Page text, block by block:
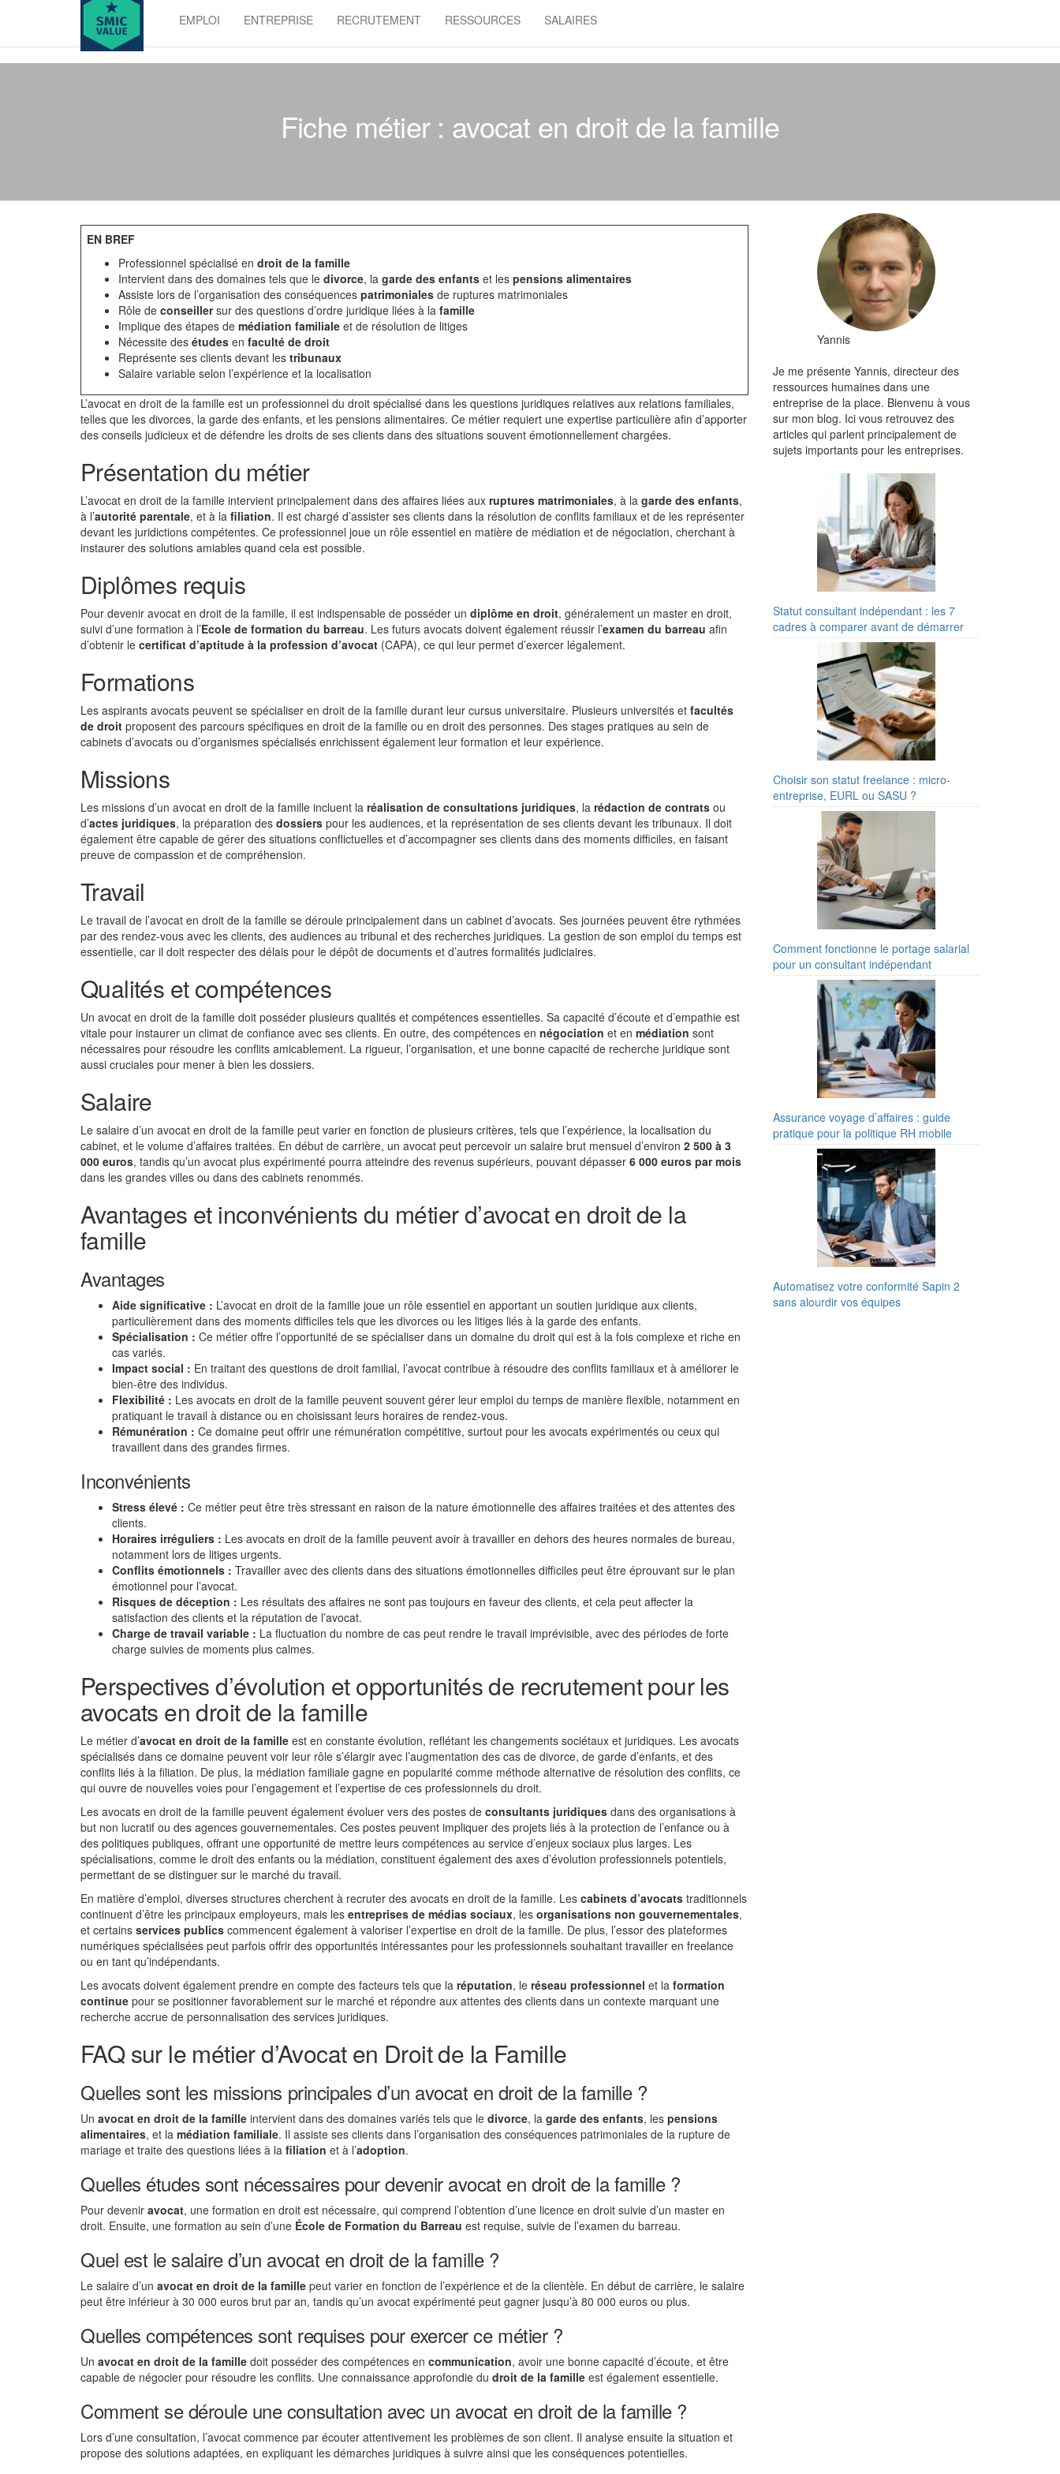
value
EMPLOI ENTREPRISE RECRUTEMENT RESSOURCES SALAIRES
Fiche métier : avocat en droit de la famille
EN BREF
Professionnel spécialisé en droit de la famille
Intervient dans des domaines tels que le divorce, la garde des enfants et les pensions alimentaires
Assiste lors de l’organisation des conséquences patrimoniales de ruptures matrimoniales
Rôle de conseillersur des questions d’ordre juridique liées à la famille
Implique des étapes de médiation familiale et de résolution de litiges
Nécessite des études en faculté de droit
Représente ses clients devant les tribunaux
Salaire variable selon l’expérience et la localisation
L’avocat en droit de la famille est un professionnel du droit spécialisé dans les questions juridiques relatives aux relations familiales,
telles que les divorces, la garde des enfants, et les pensions alimentaires. Ce métier requiert une expertise particulière afin d’apporter
des conseils judicieux et de défendre les droits de ses clients dans des situations souvent émotionnellement chargées.
Présentation du métier
L’avocat en droit de la famille intervient principalement dans des affaires liées aux ruptures matrimoniales, à la garde des enfants,
à l’autorité parentale, et à la filiation. Il est chargé d’assister ses clients dans la résolution de conflits familiaux et de les représenter
devant les juridictions compétentes. Ce professionnel joue un rôle essentiel en matière de médiation et de négociation, cherchant à
instaurer des solutions amiables quand cela est possible.
Diplômes requis
Pour devenir avocat en droit de la famille, il est indispensable de posséder un diplôme en droit, généralement un master en droit,
suivi d’une formation à l’Ecole de formation du barreau. Les futurs avocats doivent également réussir l’examen du barreau afin
d’obtenir le certificat d’aptitude à la profession d’avocat (CAPA), ce qui leur permet d’exercer légalement.
Formations
Les aspirants avocats peuvent se spécialiser en droit de la famille durant leur cursus universitaire. Plusieurs universités et facultés
de droit proposent des parcours spécifiques en droit de la famille ou en droit des personnes. Des stages pratiques au sein de
cabinets d’avocats ou d’organismes spécialisés enrichissent également leur formation et leur expérience.
Missions
Les missions d’un avocat en droit de la famille incluent la réalisation de consultations juridiques, la rédaction de contrats ou
d’actes juridiques, la préparation des dossiers pour les audiences, et la représentation de ses clients devant les tribunaux. Il doit
également être capable de gérer des situations conflictuelles et d’accompagner ses clients dans des moments difficiles, en faisant
preuve de compassion et de compréhension.
Travail
Le travail de l’avocat en droit de la famille se déroule principalement dans un cabinet d’avocats. Ses journées peuvent être rythmées
par des rendez-vous avec les clients, des audiences au tribunal et des recherches juridiques. La gestion de son emploi du temps est
essentielle, car il doit respecter des délais pour le dépôt de documents et d’autres formalités judiciaires.
Qualités et compétences
Un avocat en droit de la famille doit posséder plusieurs qualités et compétences essentielles. Sa capacité d’écoute et d’empathie est
vitale pour instaurer un climat de confiance avec ses clients. En outre, des compétences en négociation et en médiation sont
nécessaires pour résoudre les conflits amicablement. La rigueur, l’organisation, et une bonne capacité de recherche juridique sont
aussi cruciales pour mener à bien les dossiers.
Salaire
Le salaire d’un avocat en droit de la famille peut varier en fonction de plusieurs critères, tels que l’expérience, la localisation du
cabinet, et le volume d’affaires traitées. En début de carrière, un avocat peut percevoir un salaire brut mensuel d’environ 2 500 à 3
000 euros, tandis qu’un avocat plus expérimenté pourra atteindre des revenus supérieurs, pouvant dépasser 6 000 euros par mois
dans les grandes villes ou dans des cabinets renommés.
Avantages et inconvénients du métier d’avocat en droit de la
famille
Avantages
Aide significative : L’avocat en droit de la famille joue un rôle essentiel en apportant un soutien juridique aux clients,
particulièrement dans des moments difficiles tels que les divorces ou les litiges liés à la garde des enfants.
Spécialisation : Ce métier offre l’opportunité de se spécialiser dans un domaine du droit qui est à la fois complexe et riche en
cas variés.
Impact social : En traitant des questions de droit familial, l’avocat contribue à résoudre des conflits familiaux et à améliorer le
bien-être des individus.
Flexibilité : Les avocats en droit de la famille peuvent souvent gérer leur emploi du temps de manière flexible, notamment en
pratiquant le travail à distance ou en choisissant leurs horaires de rendez-vous.
Rémunération : Ce domaine peut offrir une rémunération compétitive, surtout pour les avocats expérimentés ou ceux qui
travaillent dans des grandes firmes.
Inconvénients
Stress élevé : Ce métier peut être très stressant en raison de la nature émotionnelle des affaires traitées et des attentes des
clients.
Horaires irréguliers : Les avocats en droit de la famille peuvent avoir à travailler en dehors des heures normales de bureau,
notamment lors de litiges urgents.
Conflits émotionnels : Travailler avec des clients dans des situations émotionnelles difficiles peut être éprouvant sur le plan
émotionnel pour l’avocat.
Risques de déception : Les résultats des affaires ne sont pas toujours en faveur des clients, et cela peut affecter la
satisfaction des clients et la réputation de l’avocat.
Charge de travail variable : La fluctuation du nombre de cas peut rendre le travail imprévisible, avec des périodes de forte
charge suivies de moments plus calmes.
Perspectives d’évolution et opportunités de recrutement pour les
avocats en droit de la famille
Le métier d’avocat en droit de la famille est en constante évolution, reflétant les changements sociétaux et juridiques. Les avocats
spécialisés dans ce domaine peuvent voir leur rôle s’élargir avec l’augmentation des cas de divorce, de garde d’enfants, et des
conflits liés à la filiation. De plus, la médiation familiale gagne en popularité comme méthode alternative de résolution des conflits, ce
qui ouvre de nouvelles voies pour l’engagement et l’expertise de ces professionnels du droit.
Les avocats en droit de la famille peuvent également évoluer vers des postes de consultants juridiques dans des organisations à
but non lucratif ou des agences gouvernementales. Ces postes peuvent impliquer des projets liés à la protection de l’enfance ou à
des politiques publiques, offrant une opportunité de mettre leurs compétences au service d’enjeux sociaux plus larges. Les
spécialisations, comme le droit des enfants ou la médiation, constituent également des axes d’évolution professionnels potentiels,
permettant de se distinguer sur le marché du travail.
En matière d’emploi, diverses structures cherchent à recruter des avocats en droit de la famille. Les cabinets d’avocats traditionnels
continuent d’être les principaux employeurs, mais les entreprises de médias sociaux, les organisations non gouvernementales,
et certains services publics commencent également à valoriser l’expertise en droit de la famille. De plus, l’essor des plateformes
numériques spécialisées peut parfois offrir des opportunités intéressantes pour les professionnels souhaitant travailler en freelance
ou en tant qu’indépendants.
Les avocats doivent également prendre en compte des facteurs tels que la réputation, le réseau professionnel et la formation
continue pour se positionner favorablement sur le marché et répondre aux attentes des clients dans un contexte marquant une
recherche accrue de personnalisation des services juridiques.
FAQ sur le métier d’Avocat en Droit de la Famille
Quelles sont les missions principales d’un avocat en droit de la famille ?
Un avocat en droit de la famille intervient dans des domaines variés tels que le divorce, la garde des enfants, les pensions
alimentaires, et la médiation familiale. Il assiste ses clients dans l’organisation des conséquences patrimoniales de la rupture de
mariage et traite des questions liées à la filiation et à l’adoption.
Quelles études sont nécessaires pour devenir avocat en droit de la famille ?
Pour devenir avocat, une formation en droit est nécessaire, qui comprend l’obtention d’une licence en droit suivie d’un master en
droit. Ensuite, une formation au sein d’une École de Formation du Barreau est requise, suivie de l’examen du barreau.
Quel est le salaire d’un avocat en droit de la famille ?
Le salaire d’un avocat en droit de la famille peut varier en fonction de l’expérience et de la clientèle. En début de carrière, le salaire
peut être inférieur à 30 000 euros brut par an, tandis qu’un avocat expérimenté peut gagner jusqu’à 80 000 euros ou plus.
Quelles compétences sont requises pour exercer ce métier ?
Un avocat en droit de la famille doit posséder des compétences en communication, avoir une bonne capacité d’écoute, et être
capable de négocier pour résoudre les conflits. Une connaissance approfondie du droit de la famille est également essentielle.
Comment se déroule une consultation avec un avocat en droit de la famille ?
Lors d’une consultation, l’avocat commence par écouter attentivement les problèmes de son client. Il analyse ensuite la situation et
propose des solutions adaptées, en expliquant les démarches juridiques à suivre ainsi que les conséquences potentielles.
Yannis
Je me présente Yannis, directeur des
ressources humaines dans une
entreprise de la place. Bienvenu à vous
sur mon blog. Ici vous retrouvez des
articles qui parlent principalement de
sujets importants pour les entreprises.
Statut consultant indépendant : les 7
cadres à comparer avant de démarrer
Choisir son statut freelance : micro-
entreprise, EURL ou SASU ?
Comment fonctionne le portage salarial
pour un consultant indépendant
Assurance voyage d’affaires : guide
pratique pour la politique RH mobile
Automatisez votre conformité Sapin 2
sans alourdir vos équipes